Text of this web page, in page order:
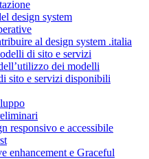
design system
al design system .italia
di sito e servizi
dei modelli
sito e servizi disponibili
responsivo e accessibile
enhancement e Graceful